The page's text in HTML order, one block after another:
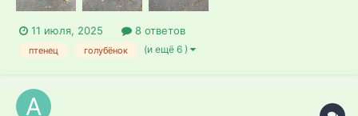
11 июля, 2025 8 ответов
птенец голубёнок (и ещё 6 )